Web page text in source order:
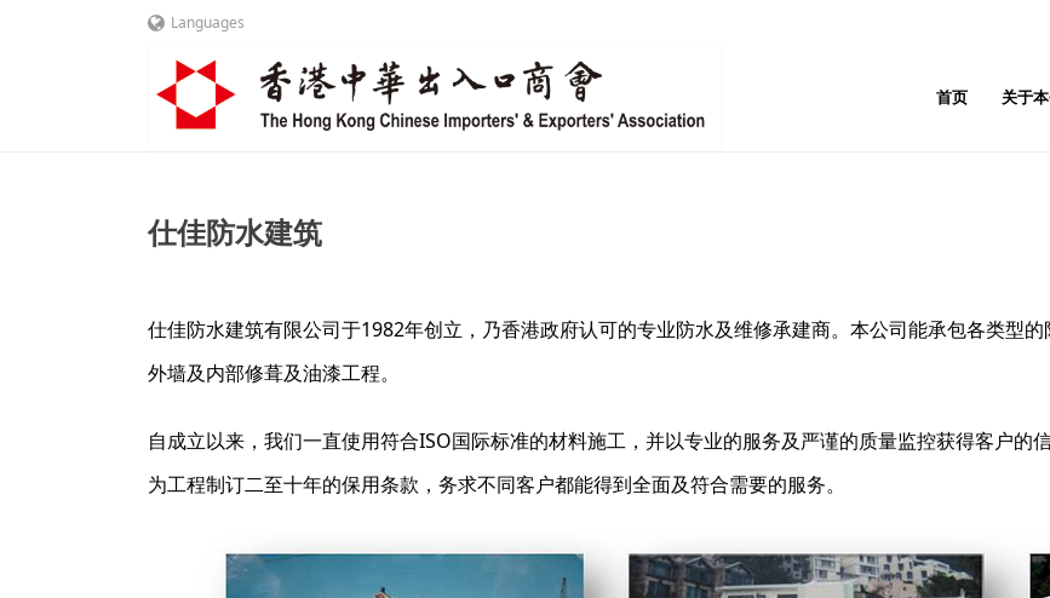
Languages
首页 关于
仕佳防水建筑
仕佳防水建筑有限公司于1982年创立，乃香港政府认可的专业防水及维修承建商。本公司能承包各类型
外墙及内部修葺及油漆工程。
自成立以来，我们一直使用符合ISO国际标准的材料施工，并以专业的服务及严谨的质量监控获得客户的
为工程制订二至十年的保用条款，务求不同客户都能得到全面及符合需要的服务。